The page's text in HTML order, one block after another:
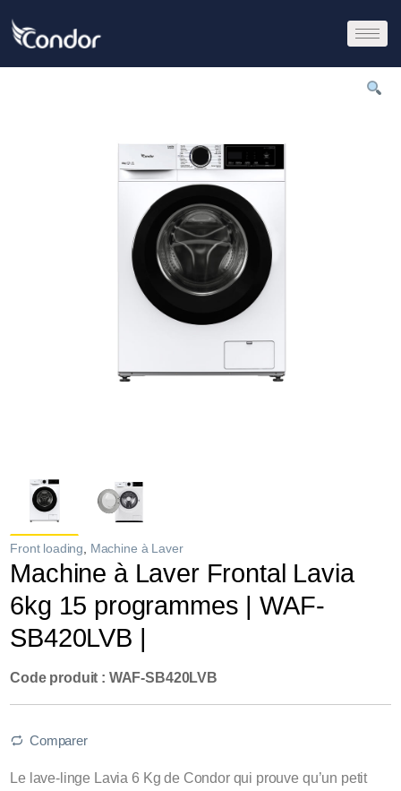
Front loading Machine à Laver
Machine à Laver Frontal Lavia
6kg 15 programmes | WAF-
SB420LVB |
Code produit : WAF-SB420LVB
Comparer
Le lave-linge Lavia 6 Kg de Condor qui prouve qu’un petit